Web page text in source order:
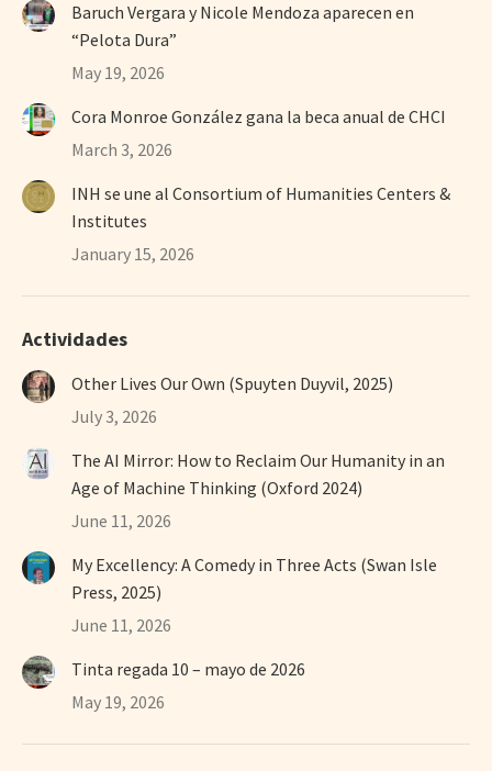
Baruch Vergara y Nicole Mendoza aparecen en
“Pelota Dura”
May 19, 2026
Cora Monroe González gana la beca anual de CHCI
March 3, 2026
INH se une al Consortium of Humanities Centers &
Institutes
January 15, 2026
Actividades
Other Lives Our Own (Spuyten Duyvil, 2025)
July 3, 2026
The AI Mirror: How to Reclaim Our Humanity in an
Age of Machine Thinking (Oxford 2024)
June 11, 2026
My Excellency: A Comedy in Three Acts (Swan Isle
Press, 2025)
June 11, 2026
Tinta regada 10 – mayo de 2026
May 19, 2026